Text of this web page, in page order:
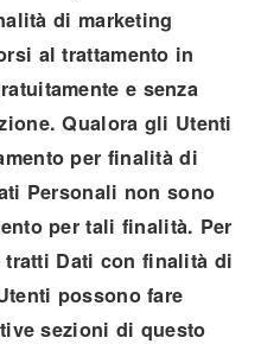
di marketing
al trattamento in
e senza
Qualora gli Utenti
per finalità di
Personali non sono
per tali finalità. Per
Dati con finalità di
possono fare
sezioni di questo